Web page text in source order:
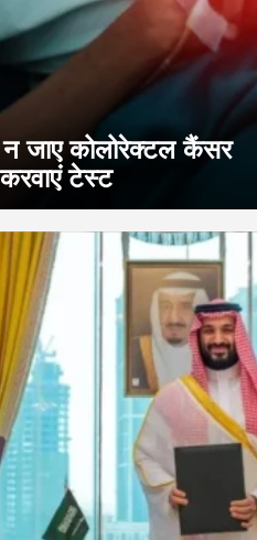
जाए कोलोरेक्टल कैंसर
टेस्ट